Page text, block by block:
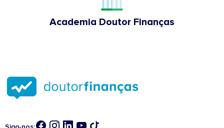
Academia Doutor Finanças